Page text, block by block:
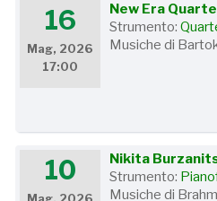
16
Mag, 2026
17:00
New Era
Strumento:
Musiche di
10
Nikita
Strumento:
Musiche di